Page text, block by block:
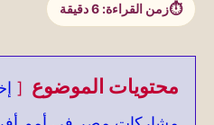
زمن القراءة: 6دقيقة
محتويات الموضوع